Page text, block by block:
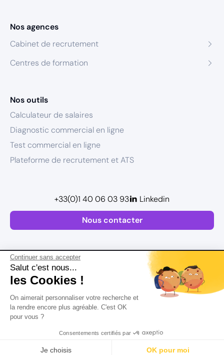
Continuer sans accepter
Salut c'est nous...
les Cookies !
On aimerait personnaliser votre recherche et
la rendre encore plus agréable. C'est OK
pour vous ?
Consentements certifiés par
Je choisis OK pour moi
Nos agences
Cabinet de recrutement
Centres de formation
Nos outils
Calculateur de salaires
Diagnostic commercial en ligne
Test commercial en ligne
Plateforme de recrutement et ATS
Nous contacter
+33(0)1 40 06 03 93 Linkedin
Plan de site
Mentions légales
Conditions Générales d’Utilisation
Version actualisée en
2026
Rechercher